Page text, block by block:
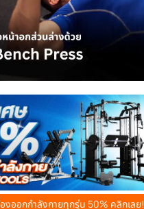
งออกกำลังกายทุกรุ่น 50% คลิกเลย!